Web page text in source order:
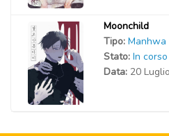
Moonchild
Tipo: Manhwa
Stato: In corso
Data: 20